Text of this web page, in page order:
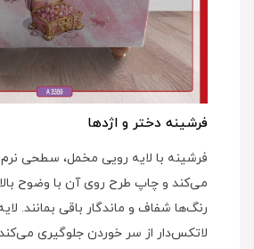
فرشینه دختر و اژدها
فرشینه با لایه رویی مخمل، سطحی
می‌کند و چاپ طرح روی آن با وضوح
رنگ‌ها شفاف و ماندگار باقی بمانند.
لاتکس‌دار از سر خوردن جلوگیری